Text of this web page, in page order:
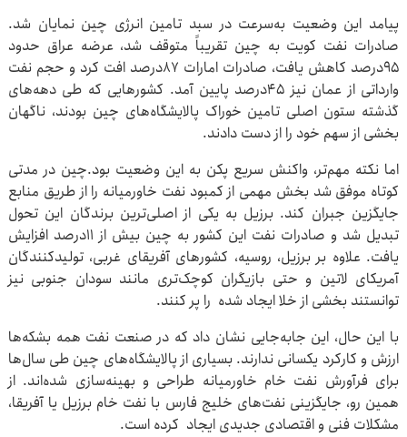
پیامد این وضعیت به‌سرعت در سبد تامین انرژی چین نمایان شد.
صادرات نفت کویت به چین تقریباً متوقف شد، عرضه عراق حدود
۹۵درصد کاهش یافت، صادرات امارات ۸۷درصد افت کرد و حجم نفت
وارداتی از عمان نیز ۴۵درصد پایین آمد. کشورهایی که طی دهه‌های
گذشته ستون اصلی تامین خوراک پالایشگاه‌های چین بودند، ناگهان
بخشی از سهم خود را از دست دادند.
اما نکته مهم‌تر، واکنش سریع پکن به این وضعیت بود.چین در مدتی
کوتاه موفق شد بخش مهمی از کمبود نفت خاورمیانه را از طریق منابع
جایگزین جبران کند. برزیل به یکی از اصلی‌ترین برندگان این تحول
تبدیل شد و صادرات نفت این کشور به چین بیش از ۱۱درصد افزایش
یافت. علاوه بر برزیل، روسیه، کشورهای آفریقای غربی، تولیدکنندگان
آمریکای لاتین و حتی بازیگران کوچک‌تری مانند سودان جنوبی نیز
توانستند بخشی از خلا ایجاد شده را پر کنند.
با این حال، این جابه‌جایی نشان داد که در صنعت نفت همه بشکه‌ها
ارزش و کارکرد یکسانی ندارند. بسیاری از پالایشگاه‌های چین طی سال‌ها
برای فرآورش نفت خام خاورمیانه طراحی و بهینه‌سازی شده‌اند. از
همین رو، جایگزینی نفت‌های خلیج فارس با نفت خام برزیل یا آفریقا،
مشکلات فنی و اقتصادی جدیدی ایجاد کرده است.